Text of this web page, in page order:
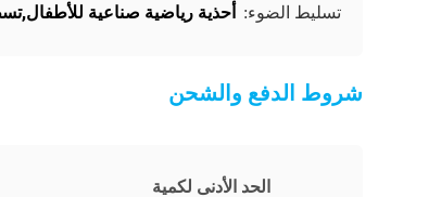
تسليط الضوء: أحذية رياضية صناعية
شروط الدفع والشحن
الحد الأدنى لكمية